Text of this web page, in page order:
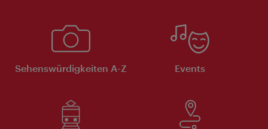
Sehenswürdigkeiten A-Z Events